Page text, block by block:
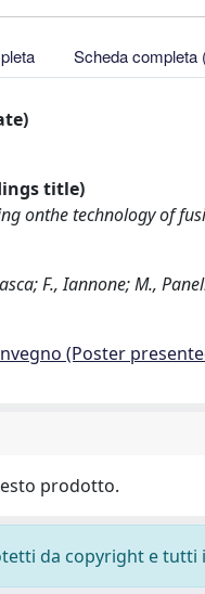
Scheda completa
title)
onthe technology of
F., Iannone; M.,
(Poster
prodotto.
da copyright e